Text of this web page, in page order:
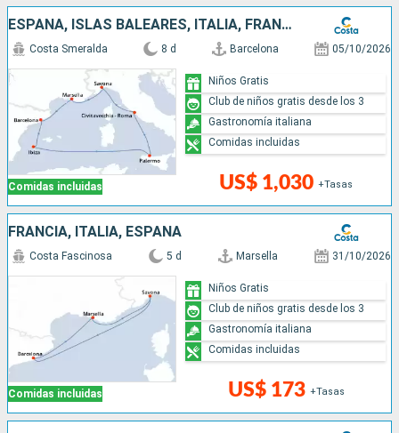
ESPAÑA, ISLAS BALEARES, ITALIA, FRANCIA
Comidas incluidas
Costa Smeralda 8 d Barcelona 05/10/2026
US$ 1,030 +Tasas
Niños Gratis
Club de niños gratis desde los 3
Gastronomía italiana
Comidas incluidas
FRANCIA, ITALIA, ESPAÑA
Comidas incluidas
Costa Fascinosa 5 d Marsella 31/10/2026
US$ 173 +Tasas
Niños Gratis
Club de niños gratis desde los 3
Gastronomía italiana
Comidas incluidas